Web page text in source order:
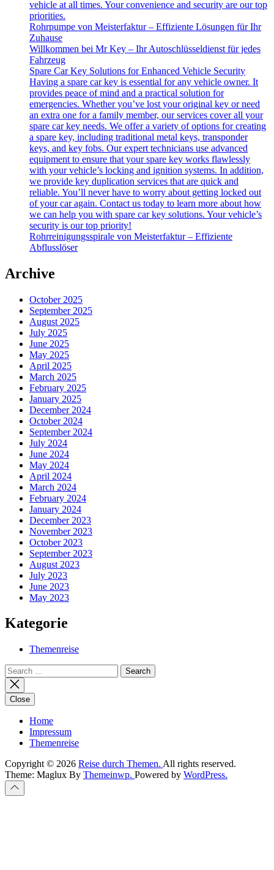
vehicle at all times. Your convenience and security are our top
priorities.
Rohrpumpe von Meisterfaktur – Effiziente Lösungen für Ihr
Zuhause
Willkommen bei Mr Key – Ihr Autoschlüsseldienst für jedes
Fahrzeug
Spare Car Key Solutions for Enhanced Vehicle Security
Having a spare car key is essential for any vehicle owner. It
provides peace of mind and a practical solution for
emergencies. Whether you’ve lost your original key or need
an extra one for a family member, our services cover all your
spare car key needs. We offer a variety of options for creating
a spare key, including traditional metal keys, transponder
keys, and key fobs. Our expert technicians use advanced
equipment to ensure that your spare key works flawlessly
with your vehicle’s locking and ignition systems. In addition,
we provide key duplication services that are quick and
reliable. You’ll never have to worry about getting locked out
of your car again. Contact us today to learn more about how
we can help you with spare car key solutions. Your vehicle’s
security is our top priority!
Rohrreinigungsspirale von Meisterfaktur – Effiziente
Abflusslöser
Archive
October 2025
September 2025
August 2025
July 2025
June 2025
May 2025
April 2025
March 2025
February 2025
January 2025
December 2024
October 2024
September 2024
July 2024
June 2024
May 2024
April 2024
March 2024
February 2024
January 2024
December 2023
November 2023
October 2023
September 2023
August 2023
July 2023
June 2023
May 2023
Kategorie
Themenreise
Search
for:
Close
Home
Impressum
Themenreise
Copyright © 2026 Reise durch Themen. All rights reserved.
Theme: Maglux By Themeinwp. Powered by WordPress.